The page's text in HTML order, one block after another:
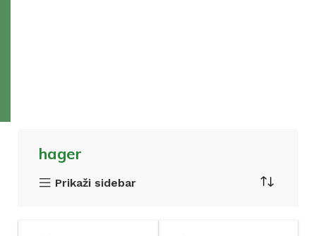
hager
Prikaži sidebar